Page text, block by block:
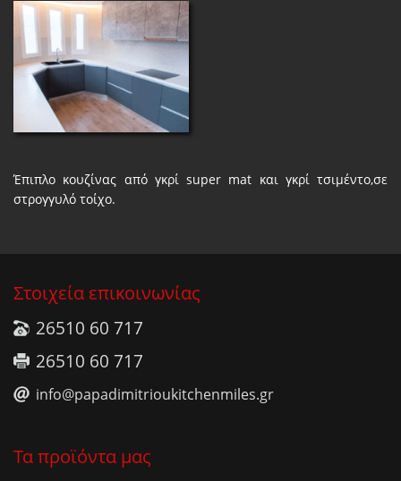
Έπιπλο κουζίνας από γκρί super mat και γκρί τσιμέντο,σε
στρογγυλό τοίχο.
Στοιχεία επικοινωνίας
26510 60 717
26510 60 717
info@papadimitrioukitchenmiles.gr
Τα προϊόντα μας